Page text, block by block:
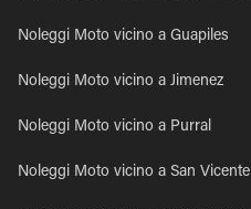
Noleggi Moto vicino a Guapiles
Noleggi Moto vicino a Jimenez
Noleggi Moto vicino a Purral
Noleggi Moto vicino a San Vicente